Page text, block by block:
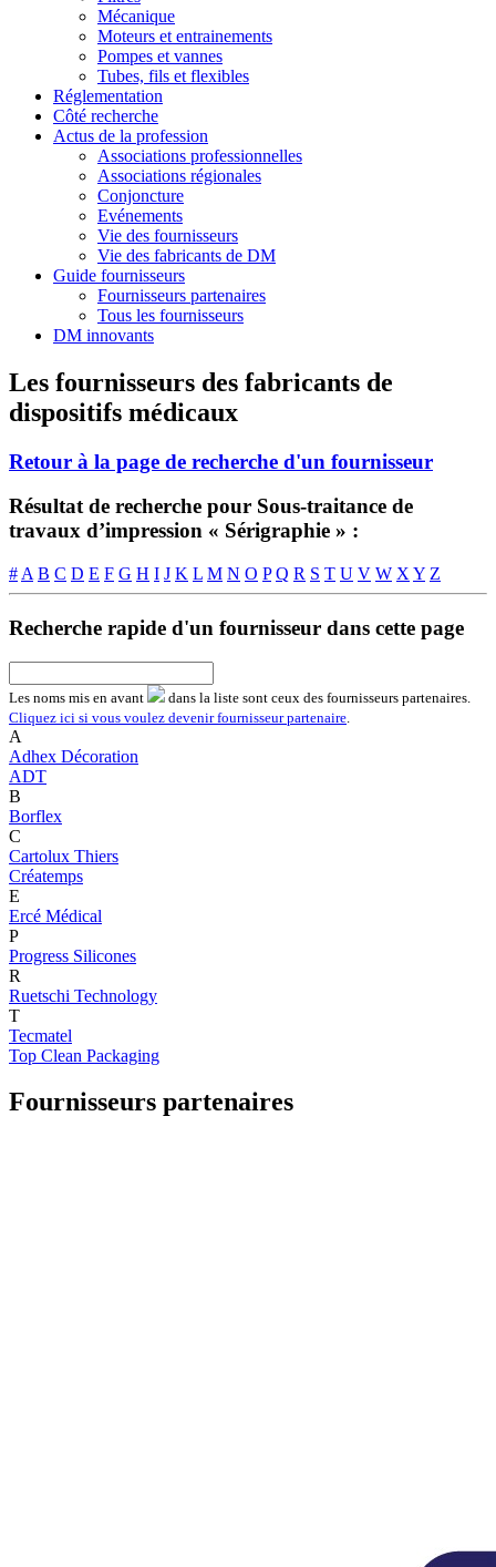
Mécanique
Moteurs et entrainements
Pompes et vannes
Tubes, fils et flexibles
Réglementation
Côté recherche
Actus de la profession
Associations professionnelles
Associations régionales
Conjoncture
Evénements
Vie des fournisseurs
Vie des fabricants de DM
Guide fournisseurs
Fournisseurs partenaires
Tous les fournisseurs
DM innovants
Les fournisseurs des fabricants de
dispositifs médicaux
Retour à la page de recherche d'un fournisseur
Résultat de recherche pour Sous-traitance de
travaux d’impression « Sérigraphie » :
# A B C D E F G H I J K L M N O P Q R S T U V W X Y Z
Recherche rapide d'un fournisseur dans cette page
Les noms mis en avant
dans la liste sont ceux des fournisseurs partenaires.
Cliquez ici si vous voulez devenir fournisseur partenaire
A
Adhex Décoration
ADT
B
Borflex
C
Cartolux Thiers
Créatemps
E
Ercé Médical
P
Progress Silicones
R
Ruetschi Technology
T
Tecmatel
Top Clean Packaging
Fournisseurs partenaires